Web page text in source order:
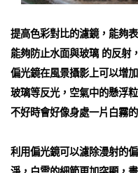
提高色彩對比的濾鏡，能夠
能夠防止水面與玻璃 的反射
偏光鏡在風景攝影上可以增
玻璃等反光，空氣中的懸浮
不好時會好像身處一片白霧
利用偏光鏡可以濾除漫射的